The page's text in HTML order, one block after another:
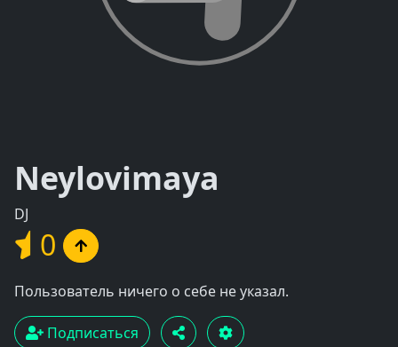
Neylovimaya
DJ
0
Пользователь ничего о себе не указал.
Подписаться